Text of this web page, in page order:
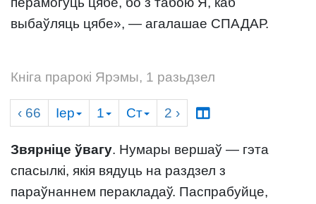
выбаўляць цябе», — агалашае СПАДАР.
Кніга прарокі Ярэмы, 1 разьдзел
‹ 66 Іер 1 Ст 2 ›
Звярніце ўвагу. Нумары вершаў — гэта
спасылкі, якія вядуць на раздзел з
параўнаннем перакладаў. Паспрабуйце,